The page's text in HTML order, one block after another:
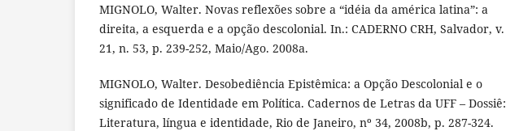
MIGNOLO, Walter. Novas reflexões sobre a “idéia da américa latina”: a
direita, a esquerda e a opção descolonial. In.: CADERNO CRH, Salvador, v.
21, n. 53, p. 239-252, Maio/Ago. 2008a.
MIGNOLO, Walter. Desobediência Epistêmica: a Opção Descolonial e o
significado de Identidade em Política. Cadernos de Letras da UFF – Dossiê:
Literatura, língua e identidade, Rio de Janeiro, nº 34, 2008b, p. 287-324.